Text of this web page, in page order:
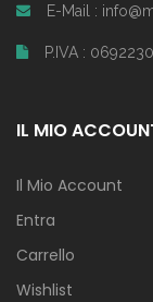
E-Mail :
P.IVA :
IL MIO
Il Mio Account
Entra
Carrello
Wishlist